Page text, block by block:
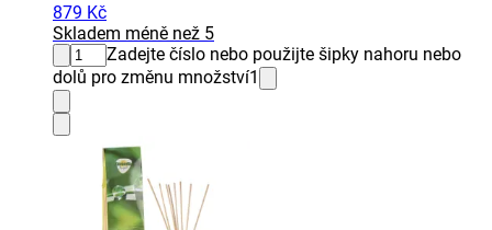
879 Kč
Skladem méně než 5
Zadejte číslo nebo použijte šipky nahoru nebo
dolů pro změnu množství1